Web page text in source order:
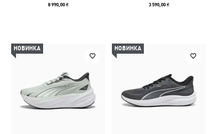
8 990,00 ₴ 3 590,00 ₴
НОВИНКА НОВИНКА